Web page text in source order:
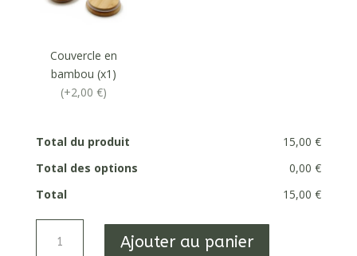
Couvercle en
bambou (x1)
(+2,00 €)
Total du produit
15,00 €
Total des options
0,00 €
Total
15,00 €
Ajouter au panier